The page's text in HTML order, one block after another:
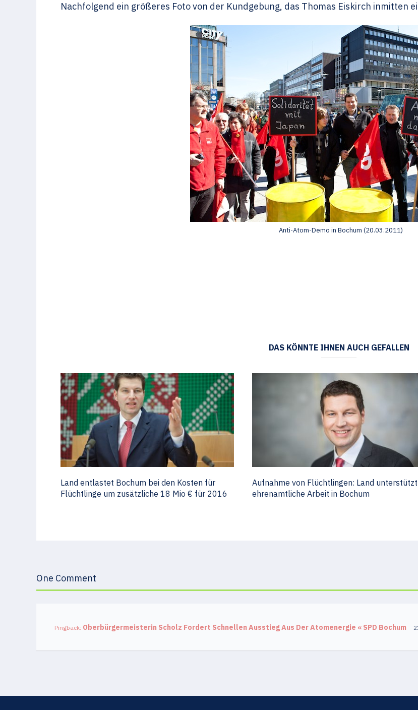
Nachfolgend ein größeres Foto von der Kundgebung, das Thomas Eiskirch inmitten
Anti-Atom-Demo in Bochum (20.03.2011)
DAS KÖNNTE IHNEN AUCH GEFALLEN
Land entlastet Bochum bei den Kosten für
Flüchtlinge um zusätzliche 18 Mio € für 2016
Aufnahme von Flüchtlingen: Land unterstützt
ehrenamtliche Arbeit in Bochum
One Comment
Pingback: Oberbürgermeisterin Scholz Fordert Schnellen Ausstieg Aus Der Atomenergie « SPD Bochum